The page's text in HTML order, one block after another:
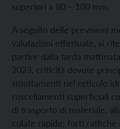
superiori a 80 – 100 mm.
A seguito delle previsioni
valutazioni effettuate, si
partire dalla tarda
2023, criticità dovute
smottamenti nel reticolo
ruscellamenti superficiali
di trasporto di materiale,
colate rapide; forti raffiche